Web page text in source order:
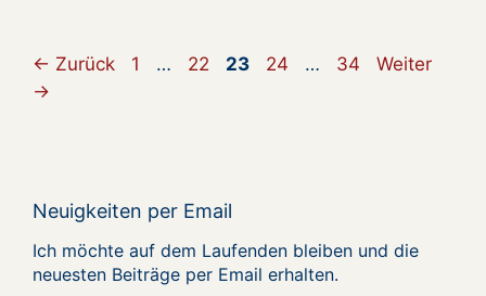
← Zurück Seite
1 … Seite
22 Seite
23 Seite
24 … Seite
34
Weiter
→
Neuigkeiten per Email
Ich möchte auf dem Laufenden bleiben und die
neuesten Beiträge per Email erhalten.